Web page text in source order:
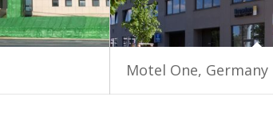
Motel One, Germany